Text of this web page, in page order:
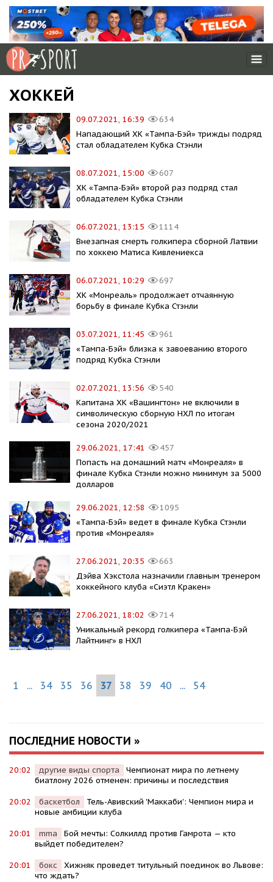
ХОККЕЙ
09.07.2021, 16:39
634
Нападающий ХК «Тампа-Бэй» трижды подряд
стал обладателем Кубка Стэнли
08.07.2021, 15:00
607
ХК «Тампа-Бэй» второй раз подряд стал
обладателем Кубка Стэнли
06.07.2021, 13:15
1114
Внезапная смерть голкипера сборной Латвии
по хоккею Матиса Кивлениекса
06.07.2021, 10:29
697
ХК «Монреаль» продолжает отчаянную
борьбу в финале Кубка Стэнли
03.07.2021, 11:45
961
«Тампа-Бэй» близка к завоеванию второго
подряд Кубка Стэнли
02.07.2021, 13:56
540
Капитана ХК «Вашингтон» не включили в
символическую сборную НХЛ по итогам
сезона 2020/2021
29.06.2021, 17:41
457
Попасть на домашний матч «Монреаля» в
финале Кубка Стэнли можно минимум за 5000
долларов
29.06.2021, 12:58
1095
«Тампа-Бэй» ведет в финале Кубка Стэнли
против «Монреаля»
27.06.2021, 20:35
663
Дэйва Хэкстола назначили главным тренером
хоккейного клуба «Сиэтл Кракен»
27.06.2021, 18:02
714
Уникальный рекорд голкипера «Тампа-Бэй
Лайтнинг» в НХЛ
1 ... 34 35 36 37 38 39 40 ... 54
ПОСЛЕДНИЕ НОВОСТИ »
20:02 другие виды спорта
Чемпионат мира по летнему
биатлону 2026 отменен: причины и последствия
20:02 баскетбол
Тель-Авивский 'Маккаби': Чемпион мира и
новые амбиции клуба
20:01 mma
Бой мечты: Солкиллд против Гамрота — кто
выйдет победителем?
20:01 бокс
Хижняк проведет титульный поединок во Львове:
что ждать?